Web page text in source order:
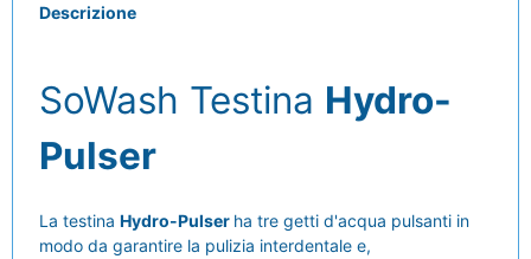
Descrizione
SoWash Testina Hydro-
Pulser
La testina Hydro-Pulser ha tre getti d'acqua pulsanti in
modo da garantire la pulizia interdentale e,